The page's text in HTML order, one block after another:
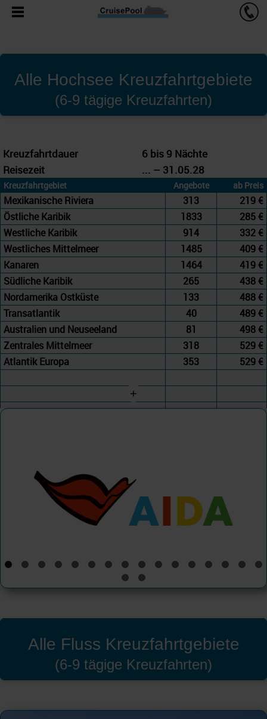
Alle Hochsee Kreuzfahrtgebiete
(6-9 tägige Kreuzfahrten)
Kreuzfahrtdauer
6 bis 9 Nächte
Reisezeit
... – 31.05.28
Kreuzfahrtgebiet Angebote ab Preis
Mexikanische Riviera 313
219 €
Östliche Karibik
1833
285 €
Westliche Karibik
914
332 €
Westliches Mittelmeer
1485
409 €
Kanaren
1464
419 €
Südliche Karibik
265
438 €
Nordamerika Ostküste
133
488 €
Transatlantik
40
489 €
Australien und Neuseeland
81
498 €
Zentrales Mittelmeer
318
529 €
Atlantik Europa
353 529 €
+
Alle Fluss Kreuzfahrtgebiete
(6-9 tägige Kreuzfahrten)